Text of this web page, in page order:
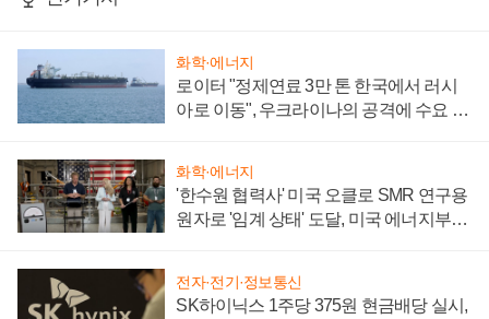
화학·에너지
로이터 "정제연료 3만 톤 한국에서 러시
아로 이동", 우크라이나의 공격에 수요 늘
화학·에너지
'한수원 협력사' 미국 오클로 SMR 연구용
원자로 '임계 상태' 도달, 미국 에너지부
전자·전기·정보통신
SK하이닉스 1주당 375원 현금배당 실시,